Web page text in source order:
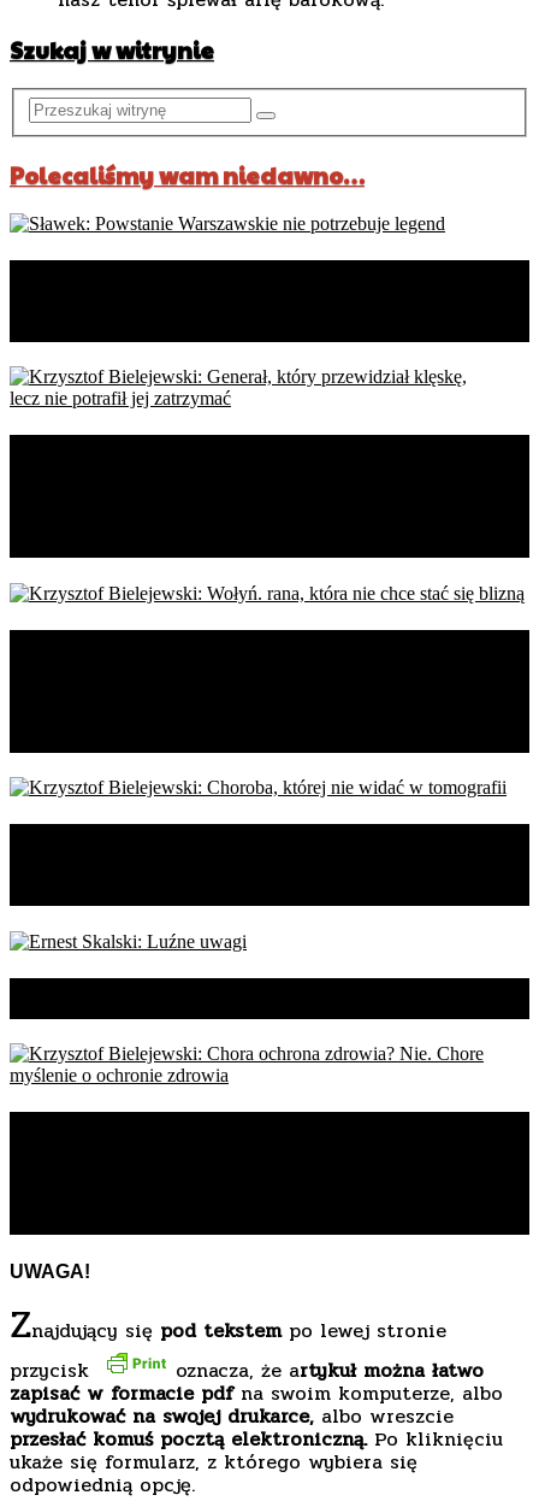
Szukaj w witrynie
Polecaliśmy wam niedawno…
UWAGA!
Znajdujący się pod tekstempo lewej stronie
przycisk
oznacza, że artykuł można łatwo
zapisać w formacie pdfna swoim komputerze, albo
wydrukować na swojej drukarce, albo wreszcie
przesłać komuś pocztą elektroniczną.Po kliknięciu
ukaże się formularz, z którego wybiera się
odpowiednią opcję.